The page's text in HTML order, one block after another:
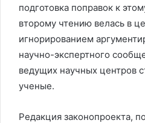
подготовка поправок к
второму чтению велась в
игнорированием
научно-экспертного
ведущих научных центров
ученые.
Редакция законопроекта,